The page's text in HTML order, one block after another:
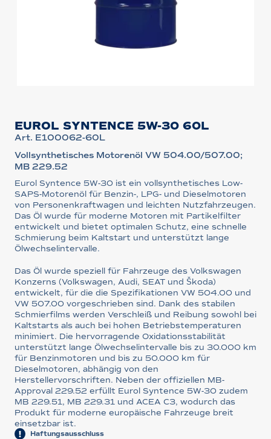
EUROL SYNTENCE 5W-30 60L
Art. E100062-60L
Vollsynthetisches Motorenöl VW 504.00/507.00;
MB 229.52
Eurol Syntence 5W-30 ist ein vollsynthetisches Low-
SAPS-Motorenöl für Benzin-, LPG- und Dieselmotoren
von Personenkraftwagen und leichten Nutzfahrzeugen.
Das Öl wurde für moderne Motoren mit Partikelfilter
entwickelt und bietet optimalen Schutz, eine schnelle
Schmierung beim Kaltstart und unterstützt lange
Ölwechselintervalle.
Das Öl wurde speziell für Fahrzeuge des Volkswagen
Konzerns (Volkswagen, Audi, SEAT und Škoda)
entwickelt, für die die Spezifikationen VW 504.00 und
VW 507.00 vorgeschrieben sind. Dank des stabilen
Schmierfilms werden Verschleiß und Reibung sowohl bei
Kaltstarts als auch bei hohen Betriebstemperaturen
minimiert. Die hervorragende Oxidationsstabilität
unterstützt lange Ölwechselintervalle bis zu 30.000 km
für Benzinmotoren und bis zu 50.000 km für
Dieselmotoren, abhängig von den
Herstellervorschriften. Neben der offiziellen MB-
Approval 229.52 erfüllt Eurol Syntence 5W-30 zudem
MB 229.51, MB 229.31 und ACEA C3, wodurch das
Produkt für moderne europäische Fahrzeuge breit
einsetzbar ist.
Haftungsausschluss